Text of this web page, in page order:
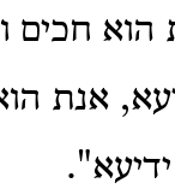
הוא חכים
אנת